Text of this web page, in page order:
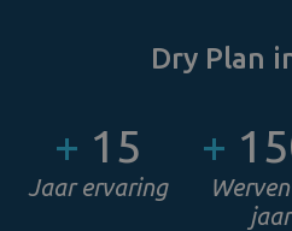
Dry Plan
+ 15
Jaar ervaring
+
jaar